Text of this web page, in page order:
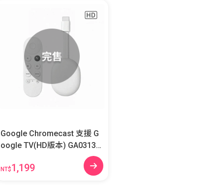
Google Chromecast 支援 G
oogle TV(HD版本) GA03131
NT$1,199